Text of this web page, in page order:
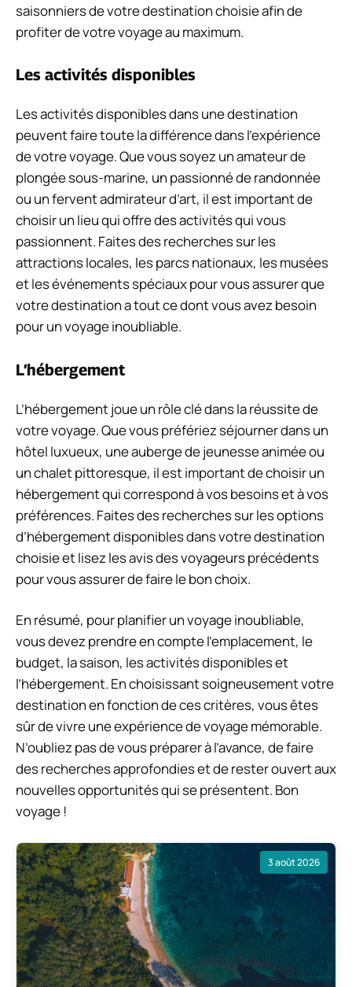
saisonniers de votre destination choisie afin de
profiter de votre voyage au maximum.
Les activités disponibles
Les activités disponibles dans une destination
peuvent faire toute la différence dans l’expérience
de votre voyage. Que vous soyez un amateur de
plongée sous-marine, un passionné de randonnée
ou un fervent admirateur d’art, il est important de
choisir un lieu qui offre des activités qui vous
passionnent. Faites des recherches sur les
attractions locales, les parcs nationaux, les musées
et les événements spéciaux pour vous assurer que
votre destination a tout ce dont vous avez besoin
pour un voyage inoubliable.
L’hébergement
L’hébergement joue un rôle clé dans la réussite de
votre voyage. Que vous préfériez séjourner dans un
hôtel luxueux, une auberge de jeunesse animée ou
un chalet pittoresque, il est important de choisir un
hébergement qui correspond à vos besoins et à vos
préférences. Faites des recherches sur les options
d’hébergement disponibles dans votre destination
choisie et lisez les avis des voyageurs précédents
pour vous assurer de faire le bon choix.
En résumé, pour planifier un voyage inoubliable,
vous devez prendre en compte l’emplacement, le
budget, la saison, les activités disponibles et
l’hébergement. En choisissant soigneusement votre
destination en fonction de ces critères, vous êtes
sûr de vivre une expérience de voyage mémorable.
N’oubliez pas de vous préparer à l’avance, de faire
des recherches approfondies et de rester ouvert aux
nouvelles opportunités qui se présentent. Bon
voyage !
3 août 2026